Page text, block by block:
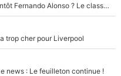
Max Verstappen, Lewis Hamilton… et bientôt Fernando Alonso ? Le classement des pilotes les mieux payés en Formule 1 risque de changer !
trop cher pour Liverpool
news : Le feuilleton continue !